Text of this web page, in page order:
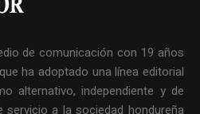
de comunicación con 19 años
ha adoptado una línea editorial
alternativo, independiente y de
a la sociedad hondureña